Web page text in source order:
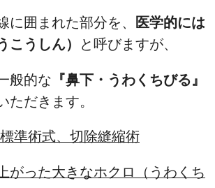
に囲まれた部分を、
医学的には
こうしん）
と呼びますが、
般的な 『鼻下・うわくちびる』
ただきます。
準術式、切除縫縮術
った大きなホクロ（うわくち